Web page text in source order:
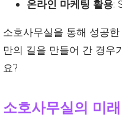
온라인 마케팅 활용:
소호사무실을 통해 성공
만의 길을 만들어 간 경우
요?
소호사무실의 미